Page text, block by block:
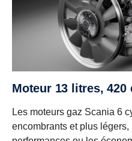
Moteur 13 litres,
Les moteurs gaz Scania 6
encombrants et plus